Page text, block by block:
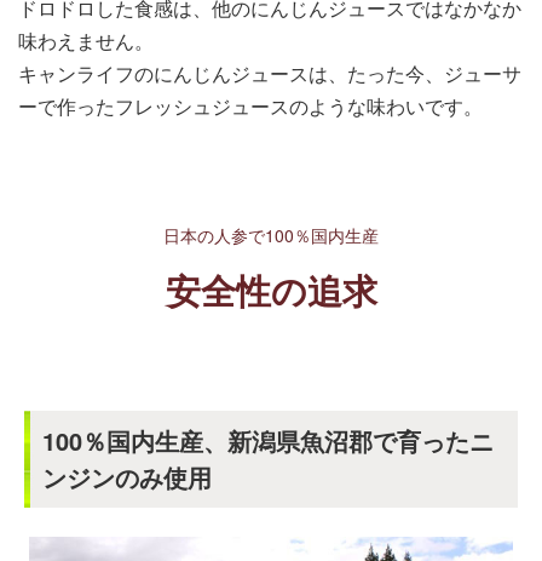
ドロドロした食感は、他のにんじんジュースではなかなか
味わえません。
キャンライフのにんじんジュースは、たった今、ジューサ
ーで作ったフレッシュジュースのような味わいです。
日本の人参で100％国内生産
安全性の追求
100％国内生産、新潟県魚沼郡で育ったニ
ンジンのみ使用